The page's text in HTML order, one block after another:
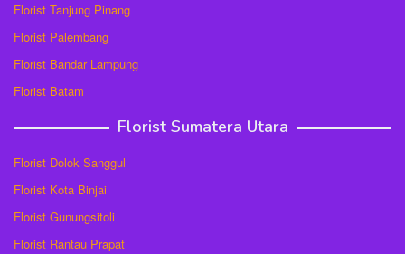
Florist Tanjung Pinang
Florist Palembang
Florist Bandar Lampung
Florist Batam
Florist Sumatera Utara
Florist Dolok Sanggul
Florist Kota Binjai
Florist Gunungsitoli
Florist Rantau Prapat